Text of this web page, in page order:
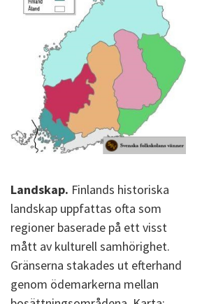
Landskap. Finlands historiska
landskap uppfattas ofta som
regioner baserade på ett visst
mått av kulturell samhörighet.
Gränserna stakades ut efterhand
genom ödemarkerna mellan